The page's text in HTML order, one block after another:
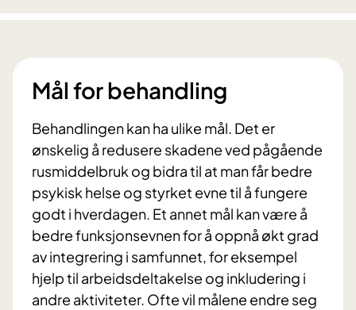
Mål for behandling
Behandlingen kan ha ulike mål. Det er
ønskelig å redusere skadene ved pågående
rusmiddelbruk og bidra til at man får bedre
psykisk helse og styrket evne til å fungere
godt i hverdagen. Et annet mål kan være å
bedre funksjonsevnen for å oppnå økt grad
av integrering i samfunnet, for eksempel
hjelp til arbeidsdeltakelse og inkludering i
andre aktiviteter. Ofte vil målene endre seg